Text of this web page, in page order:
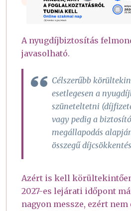
A nyugdíjbiztosítás
javasolható.
Célszerűbb
esetlegesen a
szüneteltetni
vagy pedig a
megállapodás
összegű
Azért is kell
2027-es lejárati időpont
nagyon messze, ezért nem